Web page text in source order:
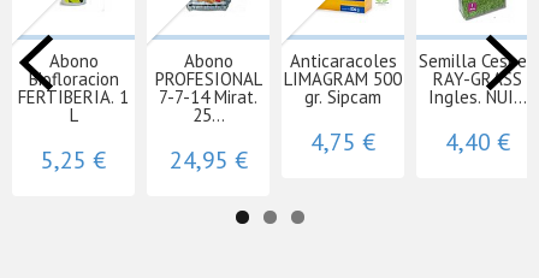
Abono
Biofloracion
FERTIBERIA. 1
L
5,25 €
Abono
PROFESIONAL
7-7-14 Mirat.
25...
24,95 €
Anticaracoles
LIMAGRAM 500
gr. Sipcam
4,75 €
Semilla Cesped
RAY-GRASS
Ingles. NUI...
4,40 €